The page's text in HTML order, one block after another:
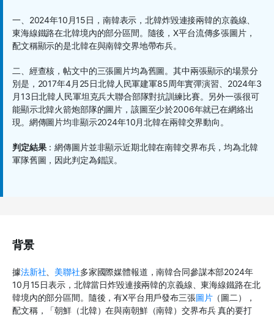
一、2024年10月15日，南韓表示，北韓炸毀連接兩韓的京義線、
東海線鐵路在北韓境內的部分區間。隨後，X平台流傳多張圖片，
配文稱顯示的是北韓在與南韓交界地帶布兵。
二、經查核，帖文中的三張圖片均為舊圖。其中兩張顯示的場景分
別是，2017年4月25日北韓人民軍建軍85周年實彈演習、2024年3
月13日北韓人民軍坦克兵大聯合部隊對抗訓練比賽。另外一張很可
能顯示北韓火箭炮部隊的圖片，該圖至少於2006年就已在網絡出
現。網傳圖片均非顯示2024年10月北韓在兩韓交界動向。
判定結果：網傳圖片並非顯示近期北韓在南韓交界布兵，均為北韓
軍隊舊圖，因此判定為錯誤。
背景
據法新社 美聯社多家國際媒體報道，南韓合同參謀本部2024年
10月15日表示，北韓當日炸毀連接兩韓的京義線、東海線鐵路在北
韓境內的部分區間。隨後，有X平台用戶發布三張圖片（圖二），
配文稱，「朝鮮（北韓）在與南朝鮮（南韓）交界布兵 真的要打